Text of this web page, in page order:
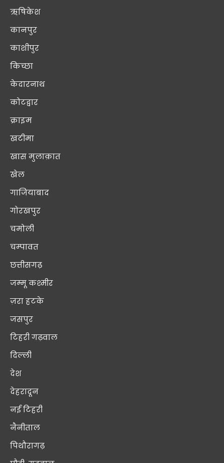
ऋषिकेश
कानपुर
काशीपुर
किच्छा
केदारनाथ
कोटद्वार
क्राइम
खटीमा
खास मुलाक़ात
खेल
गाजियाबाद
गोरखपुर
चमोली
चम्पावत
छत्तीसगढ़
जम्मू कश्मीर
ज़रा हटके
जसपुर
टिहरी गढ़वाल
दिल्ली
देश
देहरादून
नई टिहरी
नैनीताल
पिथौरागढ़